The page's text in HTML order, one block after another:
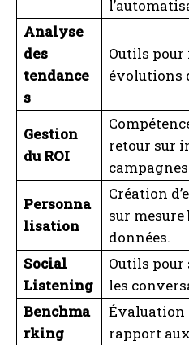
I WANT
I've read and accept the
A LIRE :
Salaires 2026 :
rémunérations des
et digital
Analyse
des
tendance
s
Outils pour
évolutions
Gestion
du ROI
retour sur
Personna
lisation
Création
sur mesure
données.
Social
Listening
Outils
les
Benchma
rking
Évaluation
rapport